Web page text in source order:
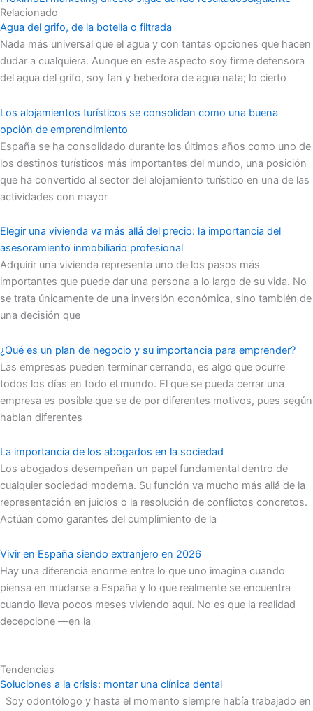
Relacionado
Agua del grifo, de la botella o filtrada
Nada más universal que el agua y con tantas opciones que hacen
dudar a cualquiera. Aunque en este aspecto soy firme defensora
del agua del grifo, soy fan y bebedora de agua nata; lo cierto
Los alojamientos turísticos se consolidan como una buena
opción de emprendimiento
España se ha consolidado durante los últimos años como uno de
los destinos turísticos más importantes del mundo, una posición
que ha convertido al sector del alojamiento turístico en una de las
actividades con mayor
Elegir una vivienda va más allá del precio: la importancia del
asesoramiento inmobiliario profesional
Adquirir una vivienda representa uno de los pasos más
importantes que puede dar una persona a lo largo de su vida. No
se trata únicamente de una inversión económica, sino también de
una decisión que
¿Qué es un plan de negocio y su importancia para emprender?
Las empresas pueden terminar cerrando, es algo que ocurre
todos los días en todo el mundo. El que se pueda cerrar una
empresa es posible que se de por diferentes motivos, pues según
hablan diferentes
La importancia de los abogados en la sociedad
Los abogados desempeñan un papel fundamental dentro de
cualquier sociedad moderna. Su función va mucho más allá de la
representación en juicios o la resolución de conflictos concretos.
Actúan como garantes del cumplimiento de la
Vivir en España siendo extranjero en 2026
Hay una diferencia enorme entre lo que uno imagina cuando
piensa en mudarse a España y lo que realmente se encuentra
cuando lleva pocos meses viviendo aquí. No es que la realidad
decepcione —en la
Tendencias
Soluciones a la crisis: montar una clínica dental
Soy odontólogo y hasta el momento siempre había trabajado en